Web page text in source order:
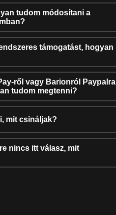
tudom módosítani a
támogatást, hogyan
ről vagy Barionról Paypalra
tudom megtenni?
mit csináljak?
nincs itt válasz, mit